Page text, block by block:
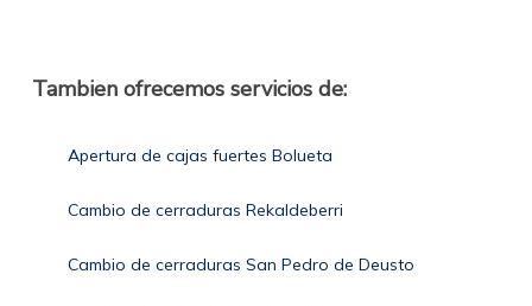
Tambien ofrecemos servicios de:
Apertura de cajas fuertes Bolueta
Cambio de cerraduras Rekaldeberri
Cambio de cerraduras San Pedro de Deusto